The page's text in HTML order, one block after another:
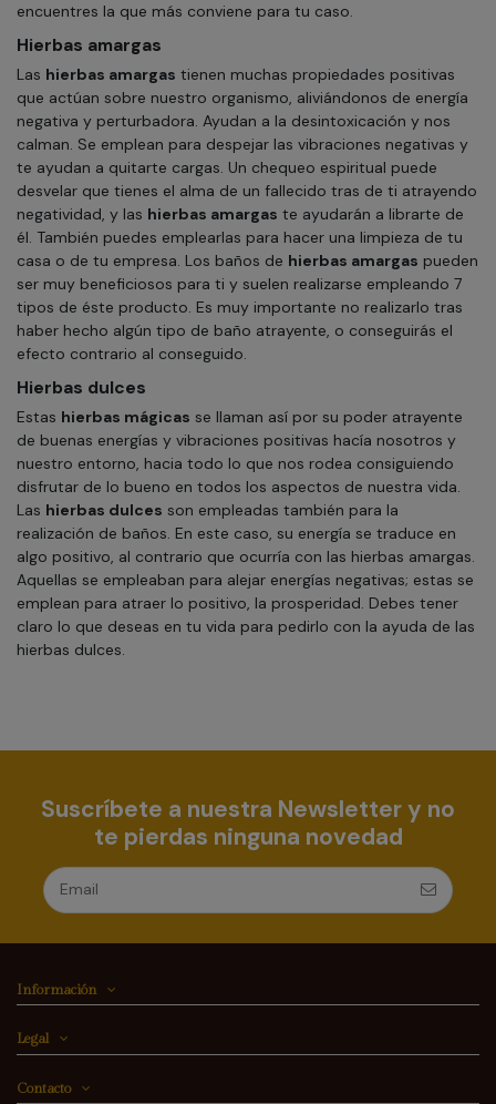
encuentres la que más conviene para tu caso.
Hierbas amargas
Las hierbas amargas tienen muchas propiedades positivas
que actúan sobre nuestro organismo, aliviándonos de energía
negativa y perturbadora. Ayudan a la desintoxicación y nos
calman. Se emplean para despejar las vibraciones negativas y
te ayudan a quitarte cargas. Un chequeo espiritual puede
desvelar que tienes el alma de un fallecido tras de ti atrayendo
negatividad, y las hierbas amargas te ayudarán a librarte de
él. También puedes emplearlas para hacer una limpieza de tu
casa o de tu empresa. Los baños de hierbas amargas pueden
ser muy beneficiosos para ti y suelen realizarse empleando 7
tipos de éste producto. Es muy importante no realizarlo tras
haber hecho algún tipo de baño atrayente, o conseguirás el
efecto contrario al conseguido.
Hierbas dulces
Estas hierbas mágicas se llaman así por su poder atrayente
de buenas energías y vibraciones positivas hacía nosotros y
nuestro entorno, hacia todo lo que nos rodea consiguiendo
disfrutar de lo bueno en todos los aspectos de nuestra vida.
Las hierbas dulces son empleadas también para la
realización de baños. En este caso, su energía se traduce en
algo positivo, al contrario que ocurría con las hierbas amargas.
Aquellas se empleaban para alejar energías negativas; estas se
emplean para atraer lo positivo, la prosperidad. Debes tener
claro lo que deseas en tu vida para pedirlo con la ayuda de las
hierbas dulces.
Suscríbete a nuestra Newsletter y no
te pierdas ninguna novedad
Información
Legal
Contacto